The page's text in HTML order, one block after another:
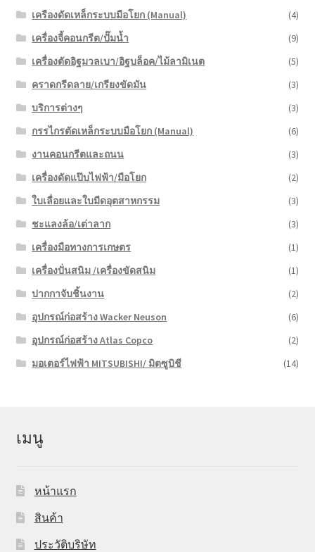
เครืองดัดเหล็กระบบมือโยก (Manual)
(4)
เครื่องจี้คอนกรีต/ปั๊มน้ำ
(9)
เครื่องตัดอิฐมวลเบา/อิฐบล็อค/ไม้ลามิเนต
(5)
คราดกรีดลาย/เกรียงขัดมัน
(3)
บริการต่างๆ
(3)
กรรไกรตัดเหล็กระบบมือโยก (Manual)
(6)
งานคอนกรีตและถนน
(3)
เครื่องดัดแป๊บไฟฟ้า/มือโยก
(2)
ใบเลื่อยและใบมีดอุตสาหกรรม
(3)
ชะแลงล้อ/เต่าลาก
(3)
เครื่องมือทางการเกษตร
(1)
เครื่องปั่นสนิม /เครื่องขัดสนิม
(1)
ปากกาจับชิ้นงาน
(2)
อุปกรณ์ก่อสร้าง Wacker Neuson
(6)
อุปกรณ์ก่อสร้าง Atlas Copco
(2)
มอเตอร์ไฟฟ้า MITSUBISHI/ มิตซูบิชี
(14)
เมนู
หน้าแรก
สินค้า
ประวัติบริษัท